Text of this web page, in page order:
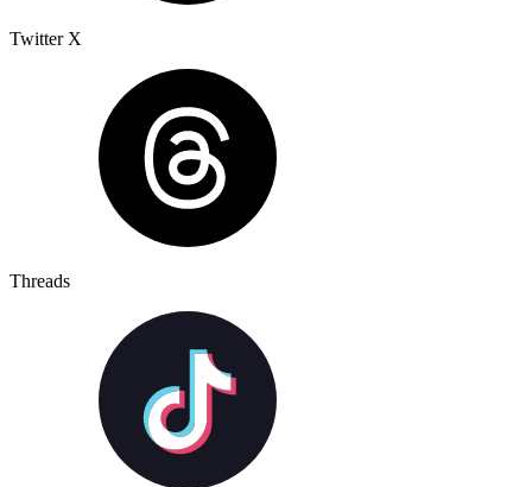
Twitter X
Threads